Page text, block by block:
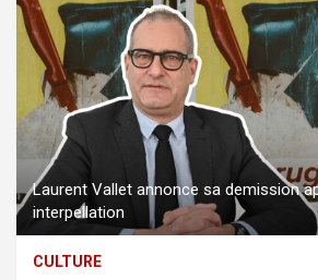
Laurent Vallet annonce sa demission
interpellation
CULTURE